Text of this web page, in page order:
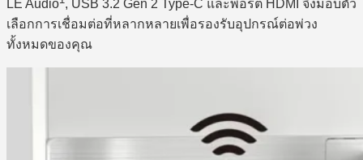
LE Audio , USB 3.2 Gen 2 Type-C และพอร์ต HDMI จึงมอบตัว
เลือกการเชื่อมต่อที่หลากหลายเพื่อรองรับอุปกรณ์ต่อพ่วง
ทั้งหมดของคุณ